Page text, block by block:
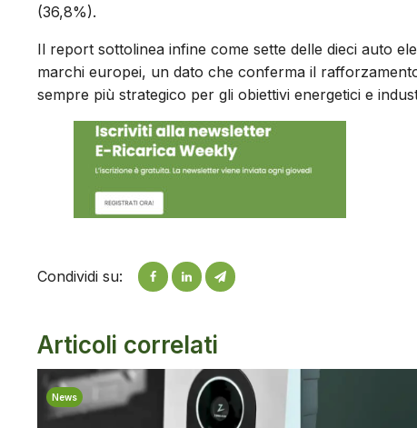
(36,8%).
Il report sottolinea infine come sette delle dieci auto
marchi europei, un dato che conferma il
sempre più strategico per gli obiettivi energetici e
Condividi su:
Articoli correlati
News